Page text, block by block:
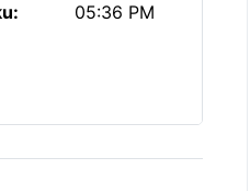
05:36 PM